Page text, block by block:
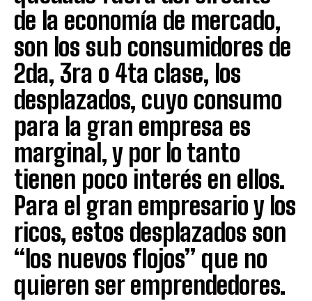
de la economía de mercado,
son los sub consumidores de
2da, 3ra o 4ta clase, los
desplazados, cuyo consumo
para la gran empresa es
marginal, y por lo tanto
tienen poco interés en ellos.
Para el gran empresario y los
ricos, estos desplazados son
“los nuevos flojos” que no
quieren ser emprendedores.